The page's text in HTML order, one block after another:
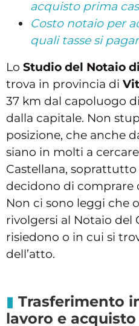
acquisto prima
Costo notaio per
quali tasse si
Lo Studio del Notaio
trova in provincia di
37 km dal capoluogo
dalla capitale. Non
posizione, che anche
siano in molti a
Castellana,
decidono di comprare
Non ci sono leggi che
rivolgersi al Notaio del
risiedono o in cui si
dell’atto.
Trasferimento
lavoro e